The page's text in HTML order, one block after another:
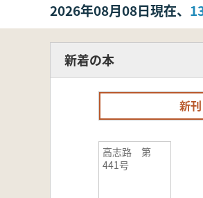
2026年08月08日現在、
新着の本
新刊
高志路 第
441号